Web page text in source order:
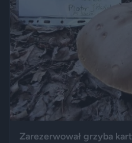
Zarezerwował grzyba